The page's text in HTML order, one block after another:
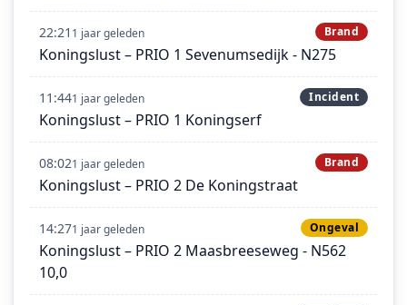
22:21 1 jaar geleden Brand
Koningslust – PRIO 1 Sevenumsedijk - N275
11:441 jaar geleden Incident
Koningslust – PRIO 1 Koningserf
08:021 jaar geleden Brand
Koningslust – PRIO 2 De Koningstraat
14:271 jaar geleden Ongeval
Koningslust – PRIO 2 Maasbreeseweg - N562
10,0